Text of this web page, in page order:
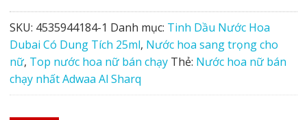
nữ
bán
chạy
nhất
Adwaa
Al
SKU: 4535944184-1 Danh mục: Tinh Dầu Nước Hoa
Dubai Có Dung Tích 25ml, Nước hoa sang trọng cho
nữ, Top nước hoa nữ bán chạy Thẻ: Nước hoa nữ bán
chạy nhất Adwaa Al Sharq